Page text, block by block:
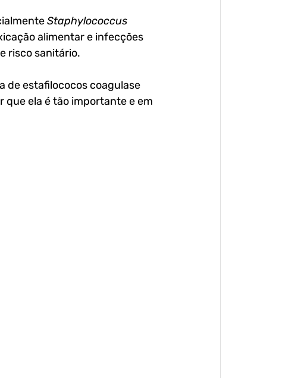
Staphylococcus
alimentar e infecções
risco sanitário.
de estafilococos coagulase
que ela é tão importante e em